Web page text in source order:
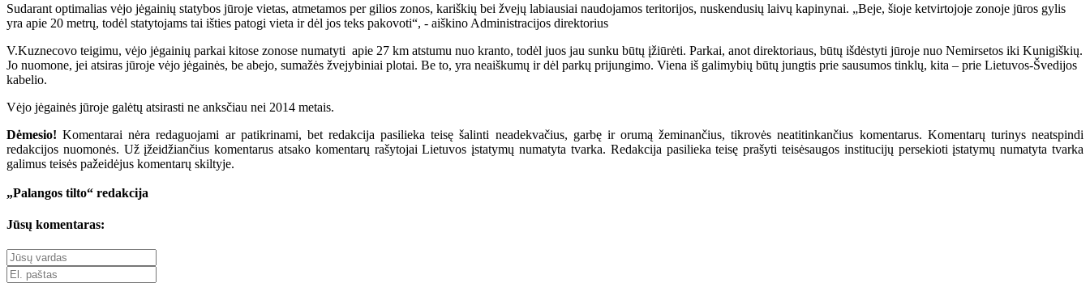
Sudarant optimalias vėjo jėgainių statybos jūroje vietas, atmetamos per gilios zonos, kariškių bei žvejų labiausiai naudojamos teritorijos, nuskendusių laivų kapinynai. „Beje, šioje ketvirtojoje zonoje jūros gylis
yra apie 20 metrų, todėl statytojams tai išties patogi vieta ir dėl jos teks pakovoti“, - aiškino Administracijos direktorius
V.Kuznecovo teigimu, vėjo jėgainių parkai kitose zonose numatyti apie 27 km atstumu nuo kranto, todėl juos jau sunku būtų įžiūrėti. Parkai, anot direktoriaus, būtų išdėstyti jūroje nuo Nemirsetos iki Kunigiškių.
Jo nuomone, jei atsiras jūroje vėjo jėgainės, be abejo, sumažės žvejybiniai plotai. Be to, yra neaiškumų ir dėl parkų prijungimo. Viena iš galimybių būtų jungtis prie sausumos tinklų, kita – prie Lietuvos-Švedijos
kabelio.
Vėjo jėgainės jūroje galėtų atsirasti ne anksčiau nei 2014 metais.
Dėmesio! Komentarai nėra redaguojami ar patikrinami, bet redakcija pasilieka teisę šalinti neadekvačius, garbę ir orumą žeminančius, tikrovės neatitinkančius komentarus. Komentarų turinys neatspindi
redakcijos nuomonės. Už įžeidžiančius komentarus atsako komentarų rašytojai Lietuvos įstatymų numatyta tvarka. Redakcija pasilieka teisę prašyti teisėsaugos institucijų persekioti įstatymų numatyta tvarka
galimus teisės pažeidėjus komentarų skiltyje.
„Palangos tilto“ redakcija
Jūsų komentaras: